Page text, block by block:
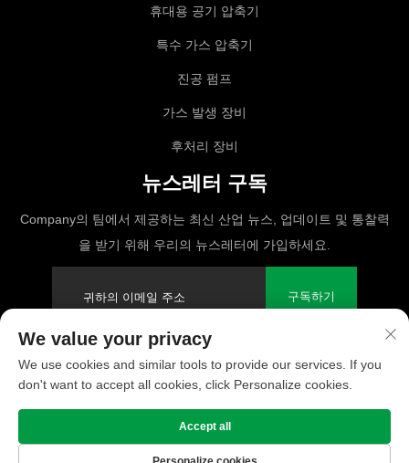
휴대용 공기 압축기
특수 가스 압축기
진공 펌프
가스 발생 장비
후처리 장비
뉴스레터 구독
Company의 팀에서 제공하는 최신 산업 뉴스, 업데이트 및 통찰력
을 받기 위해 우리의 뉴스레터에 가입하세요.
구독하기
Copyright © 2025 PUFCO Compressor (Shanghai) Co., Ltd. 판권 보유
We value your privacy
We use cookies and similar tools to provide our services. If you
don't want to accept all cookies, click Personalize cookies.
Accept all